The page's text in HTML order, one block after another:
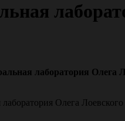
лаборатория Олега
Олега